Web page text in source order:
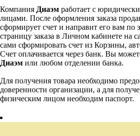
Компания Диаэм работает с
лицами. После оформления заказа
сформирует счет и направит его вам по
страницу заказа в Личном кабинете на
сами сформировать счет из Корзины,
Счет оплачивается через банк. Вы
Диаэм или любом отделении банка.
Для получения товара необходимо
доверенности организации, а для
физическим лицом необходим паспорт.